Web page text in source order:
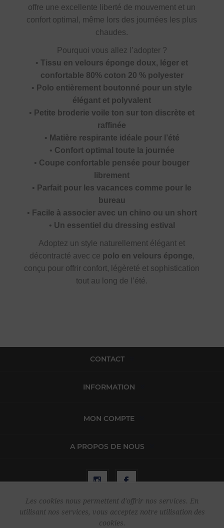
offre une excellente liberté de mouvement et un
confort optimal, même lors des journées les plus
chaudes.
Pourquoi vous allez l’adopter ?
•Tissu en velours éponge doux, léger et
confortable 80% coton 20 % polyester
• Polo entièrement boutonné pour un style
élégant et polyvalent
• Petite broderie voile ton sur ton discrète et
raffinée
• Matière respirante idéale pour l’été
• Confort optimal toute la journée
• Coupe confortable pensée pour bouger
librement
• Parfait pour les vacances comme pour le
bureau
• Facile à associer avec un chino ou un short
• Un essentiel du dressing estival
Adoptez un style naturellement élégant et
décontracté avec ce polo en velours éponge,
conçu pour offrir confort, légèreté et sophistication
tout au long de l’été.
CONTACT
INFORMATION
MON COMPTE
A PROPOS DE NOUS
Copyright © 2026 Harper & Flint. Tous droits réservés.
Les cookies nous permettent d'offrir nos services. En
utilisant nos services, vous acceptez notre utilisation des
cookies.